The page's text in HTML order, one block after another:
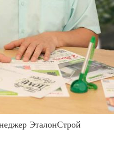
ЭталонСтрой